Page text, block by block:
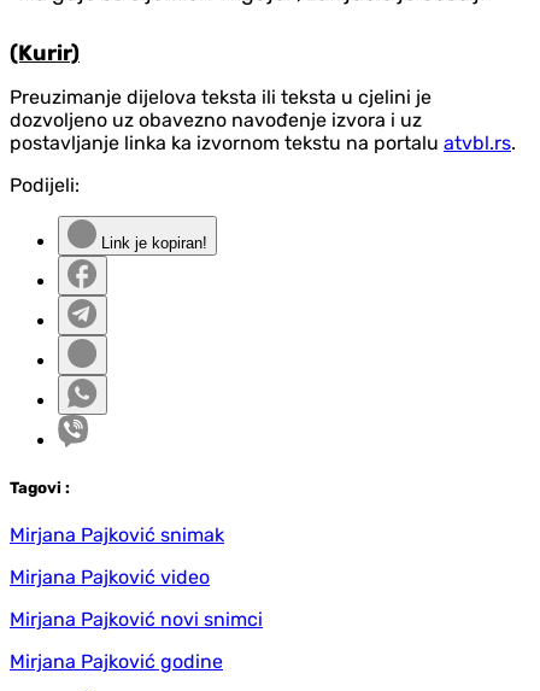
(Kurir)
Preuzimanje dijelova teksta ili teksta u cjelini je
dozvoljeno uz obavezno navođenje izvora i uz
postavljanje linka ka izvornom tekstu na portalu atvbl.rs.
Podijeli:
Link je kopiran!
Tagovi :
Mirjana Pajković snimak
Mirjana Pajković video
Mirjana Pajković novi snimci
Mirjana Pajković godine